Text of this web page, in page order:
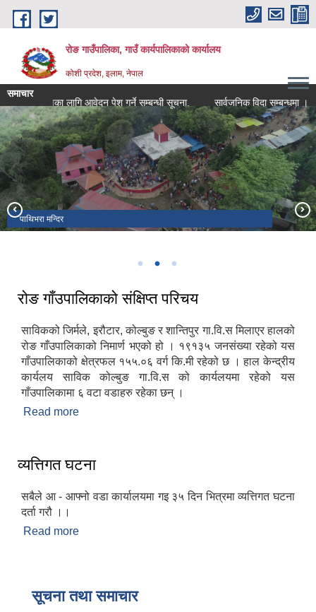
Skip to main content
रोङ गाउँपालिका, गाउँ कार्यपालिकाको कार्यालय
कोशी प्रदेश, इलाम, नेपाल
समाचार
निर्माणका लागि आवेदन पेश गर्ने सम्बन्धी सूचना.
सार्वजनिक विदा सम्बन्धमा ।
रोङ गाउँपालिकाको कार्यालय
पाथिभरा मन्दिर
रोङ गाँउपालिकाको संक्षिप्त परिचय
साविकको जिर्मले, इरौटार, कोल्बुङ र शान्तिपुर गा.वि.स मिलाएर हालको
रोङ गाँउपालिकाको निमार्ण भएको हो । १९१३५ जनसंख्या रहेको यस
गाँउपालिकाको क्षेत्रफल १५५.०६ वर्ग कि.मी रहेको छ । हाल केन्द्रीय
कार्यलय साविक कोल्बुङ गा.वि.स को कार्यलयमा रहेको यस
गाँउपालिकामा ६ वटा वडाहरु रहेका छन् ।
Read more
व्यत्तिगत घटना
सबैले आ - आफ्नो वडा कार्यालयमा गइ ३५ दिन भित्रमा व्यत्तिगत घटना
दर्ता गरौ ।।
Read more
सूचना तथा समाचार